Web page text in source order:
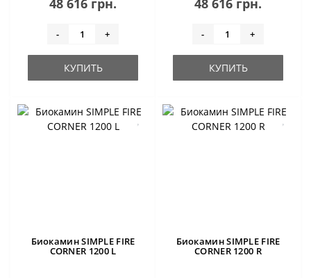
48 616 грн.
- +
КУПИТЬ
48 616 грн.
- +
КУПИТЬ
Биокамин SIMPLE FIRE
CORNER 1200 L
Биокамин SIMPLE FIRE
CORNER 1200 R